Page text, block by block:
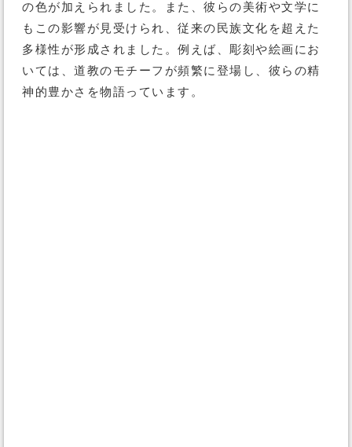
の色が加えられました。また、彼らの美術や文学に
もこの影響が見受けられ、従来の民族文化を超えた
多様性が形成されました。例えば、彫刻や絵画にお
いては、道教のモチーフが頻繁に登場し、彼らの精
神的豊かさを物語っています。